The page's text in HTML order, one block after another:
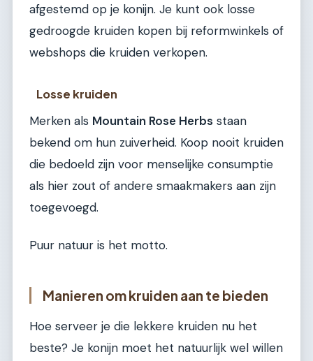
afgestemd op je konijn. Je kunt ook losse
gedroogde kruiden kopen bij reformwinkels of
webshops die kruiden verkopen.
Losse kruiden
Merken als Mountain Rose Herbs staan
bekend om hun zuiverheid. Koop nooit kruiden
die bedoeld zijn voor menselijke consumptie
als hier zout of andere smaakmakers aan zijn
toegevoegd.
Puur natuur is het motto.
Manieren om kruiden aan te bieden
Hoe serveer je die lekkere kruiden nu het
beste? Je konijn moet het natuurlijk wel willen